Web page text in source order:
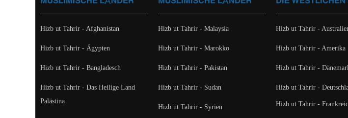
Hizb ut Tahrir -
Hizb ut Tahrir - Amerika
Hizb ut Tahrir -
Hizb ut Tahrir -
Hizb ut Tahrir -
Hizb ut Tahrir - Malaysia
Hizb ut Tahrir - Marokko
Hizb ut Tahrir - Pakistan
Hizb ut Tahrir - Sudan
Hizb ut Tahrir - Syrien
Hizb ut Tahrir - Afghanistan
Hizb ut Tahrir - Ägypten
Hizb ut Tahrir - Bangladesch
Hizb ut Tahrir - Das Heilige Land
Palästina